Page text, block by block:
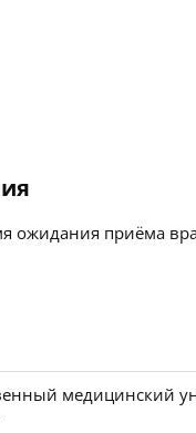
ожидания приёма
медицинский